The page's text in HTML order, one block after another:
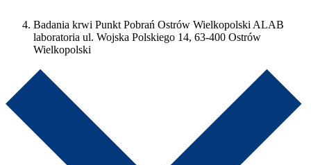
Badania krwi Punkt Pobrań Ostrów Wielkopolski ALAB
laboratoria ul. Wojska Polskiego 14, 63-400 Ostrów
Wielkopolski